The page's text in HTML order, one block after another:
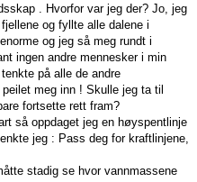
. Hvorfor var jeg der? Jo, jeg
og fyllte alle dalene i
og jeg så meg rundt i
ingen andre mennesker i min
på alle de andre
meg inn ! Skulle jeg ta til
fortsette rett fram?
så oppdaget jeg en høyspentlinje
jeg : Pass deg for kraftlinjene,
stadig se hvor vannmassene